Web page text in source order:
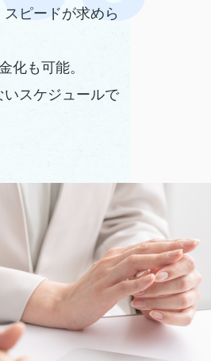
ピードが求めら
化も可能。
スケジュールで